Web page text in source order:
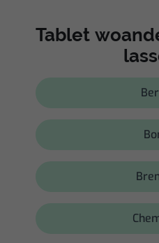
Tablet